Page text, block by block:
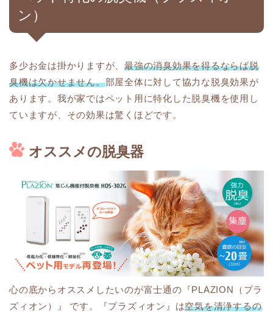
ン）
多少お金は掛かりますが、最強の消臭効果を得るならば脱
臭機は欠かせません。部屋全体に対して協力な脱臭効果が
あります。我が家ではペット用に特化した脱臭機を使用し
ていますが、その効果は驚くほどです。
オススメの脱臭器
心の底からオススメしたいのが富士通の『PLAZION（プラ
ズィオン）』 です。『プラズィオン』は空気を清浄するの